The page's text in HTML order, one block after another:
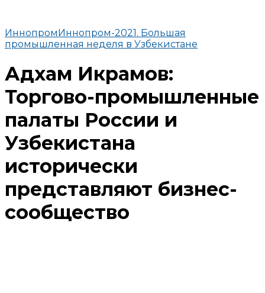
ИннопромИннопром-2021. Большая
промышленная неделя в Узбекистане
Адхам Икрамов:
Торгово-промышленные
палаты России и
Узбекистана
исторически
представляют бизнес-
сообщество